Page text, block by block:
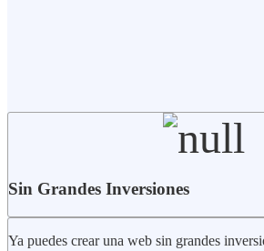
Sin Grandes Inversiones
Ya puedes crear una web sin grandes